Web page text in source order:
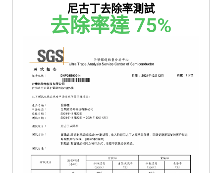
尼古丁去除率測試
去除率達 75%